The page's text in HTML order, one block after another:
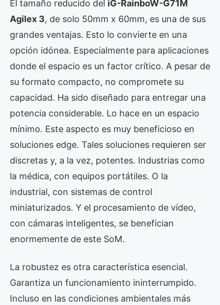
El tamaño reducido del iG-RainboW-G71M
Agilex 3, de solo 50mm x 60mm, es una de sus
grandes ventajas. Esto lo convierte en una
opción idónea. Especialmente para aplicaciones
donde el espacio es un factor crítico. A pesar de
su formato compacto, no compromete su
capacidad. Ha sido diseñado para entregar una
potencia considerable. Lo hace en un espacio
mínimo. Este aspecto es muy beneficioso en
soluciones edge. Tales soluciones requieren ser
discretas y, a la vez, potentes. Industrias como
la médica, con equipos portátiles. O la
industrial, con sistemas de control
miniaturizados. Y el procesamiento de vídeo,
con cámaras inteligentes, se benefician
enormemente de este SoM.
La robustez es otra característica esencial.
Garantiza un funcionamiento ininterrumpido.
Incluso en las condiciones ambientales más